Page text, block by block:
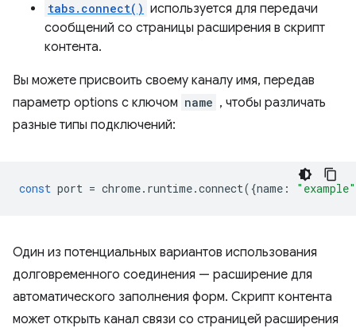
tabs.connect() используется для передачи
сообщений со страницы расширения в скрипт
контента.
Вы можете присвоить своему каналу имя, передав
параметр options с ключом name , чтобы различать
разные типы подключений:
const port = chrome. runtime.connect({name : "example"
Один из потенциальных вариантов использования
долговременного соединения — расширение для
автоматического заполнения форм. Скрипт контента
может открыть канал связи со страницей расширения